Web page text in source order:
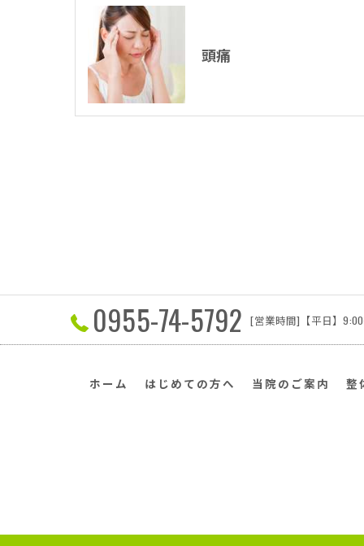
頭痛
0955-74-5792 [営業時間]【平日】
ホーム はじめての方へ 当院のご案内 整